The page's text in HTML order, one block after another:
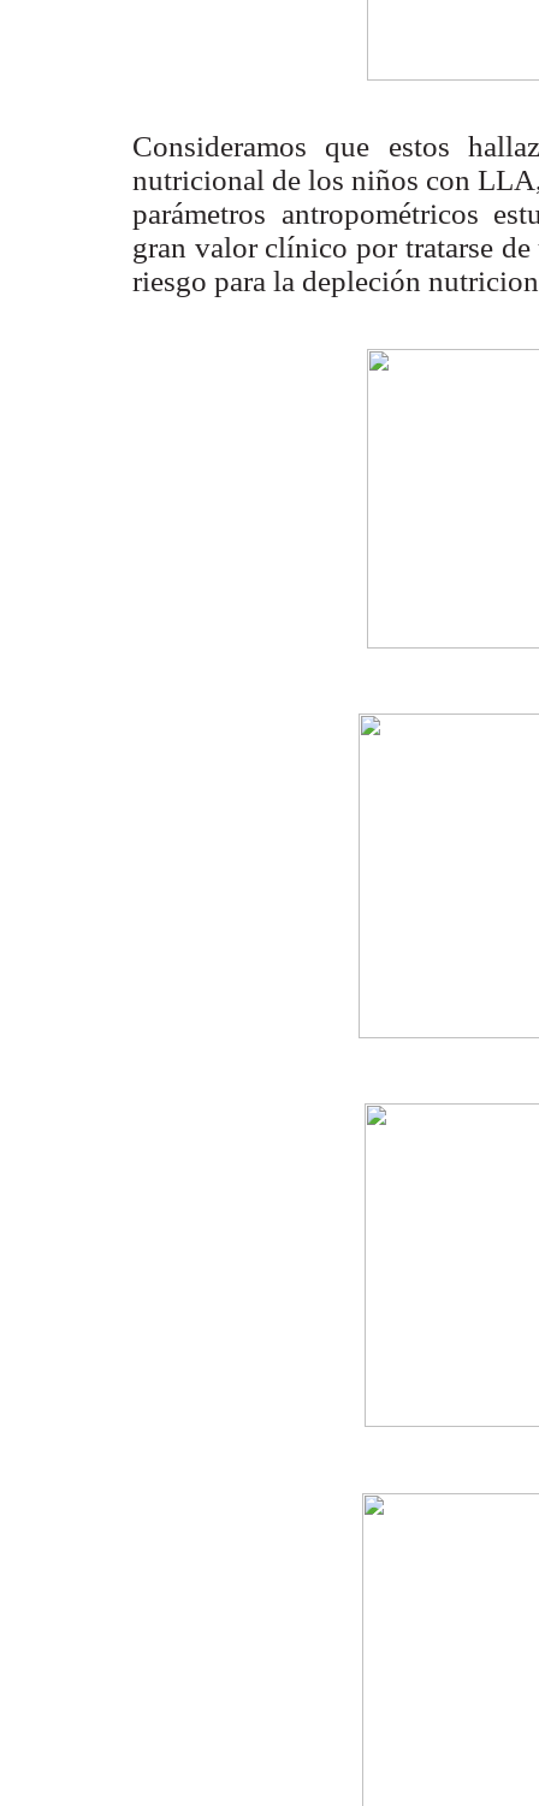
Consideramos que estos
nutricional de los niños con
parámetros antropométricos
gran valor clínico por tratarse
riesgo para la depleción